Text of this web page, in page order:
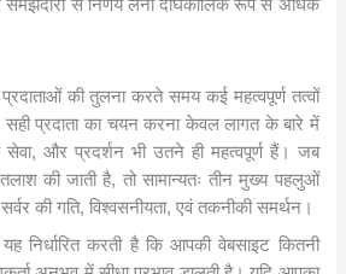
से निर्णय लेना दीर्घकालिक रूप से अधिक
की तुलना करते समय कई महत्वपूर्ण तत्वों
प्रदाता का चयन करना केवल लागत के बारे में
सेवा, और प्रदर्शन भी उतने ही महत्वपूर्ण हैं। जब
की जाती है, तो सामान्यतः तीन मुख्य पहलुओं
सर्वर की गति, विश्वसनीयता, एवं तकनीकी समर्थन।
निर्धारित करती है कि आपकी वेबसाइट कितनी